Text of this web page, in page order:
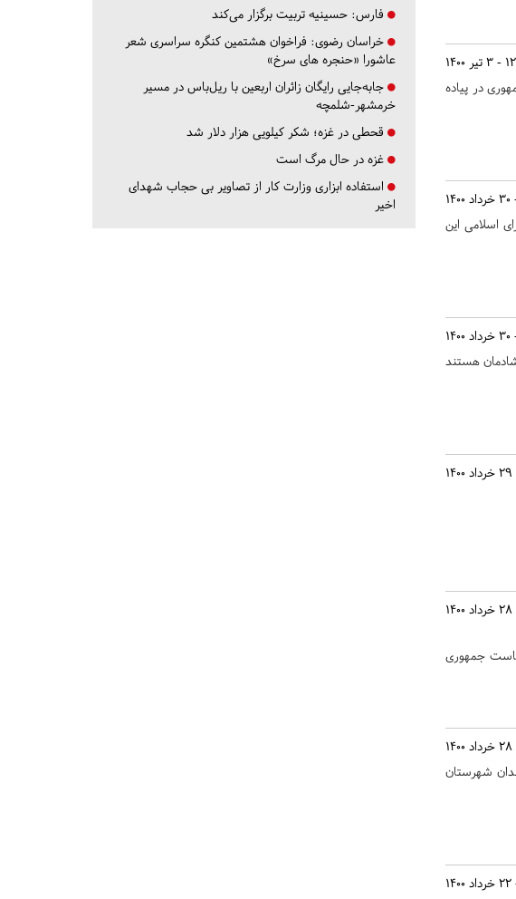
1400
در پیاده
اسلامی این
هستند
انتخابات ریاست جمهوری
شهرستان
فارس: حسینیه تربیت برگزار می‌کند
خراسان رضوی: فراخوان هشتمین کنگره سراسری شعر
عاشورا «حنجره های سرخ»
جابه‌جایی رایگان زائران اربعین با ریل‌باس در مسیر
خرمشهر-شلمچه
قحطی در غزه؛ شکر کیلویی هزار دلار شد
غزه در حال مرگ است
استفاده ابزاری وزارت کار از تصاویر بی حجاب شهدای
اخیر